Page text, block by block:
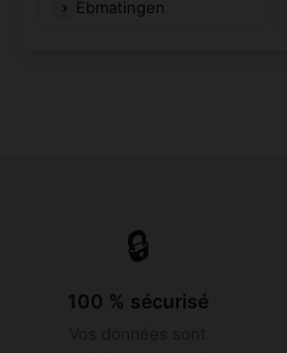
Ebmatingen
🔒
100 % sécurisé